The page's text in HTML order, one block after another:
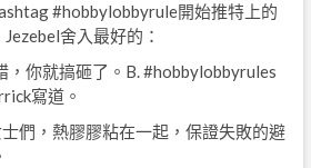
#hobbylobbyrule開始推特上的
舍入最好的：
，你就搞砸了。B. #hobbylobbyrules
寫道。
們，熱膠膠粘在一起，保證失敗的避